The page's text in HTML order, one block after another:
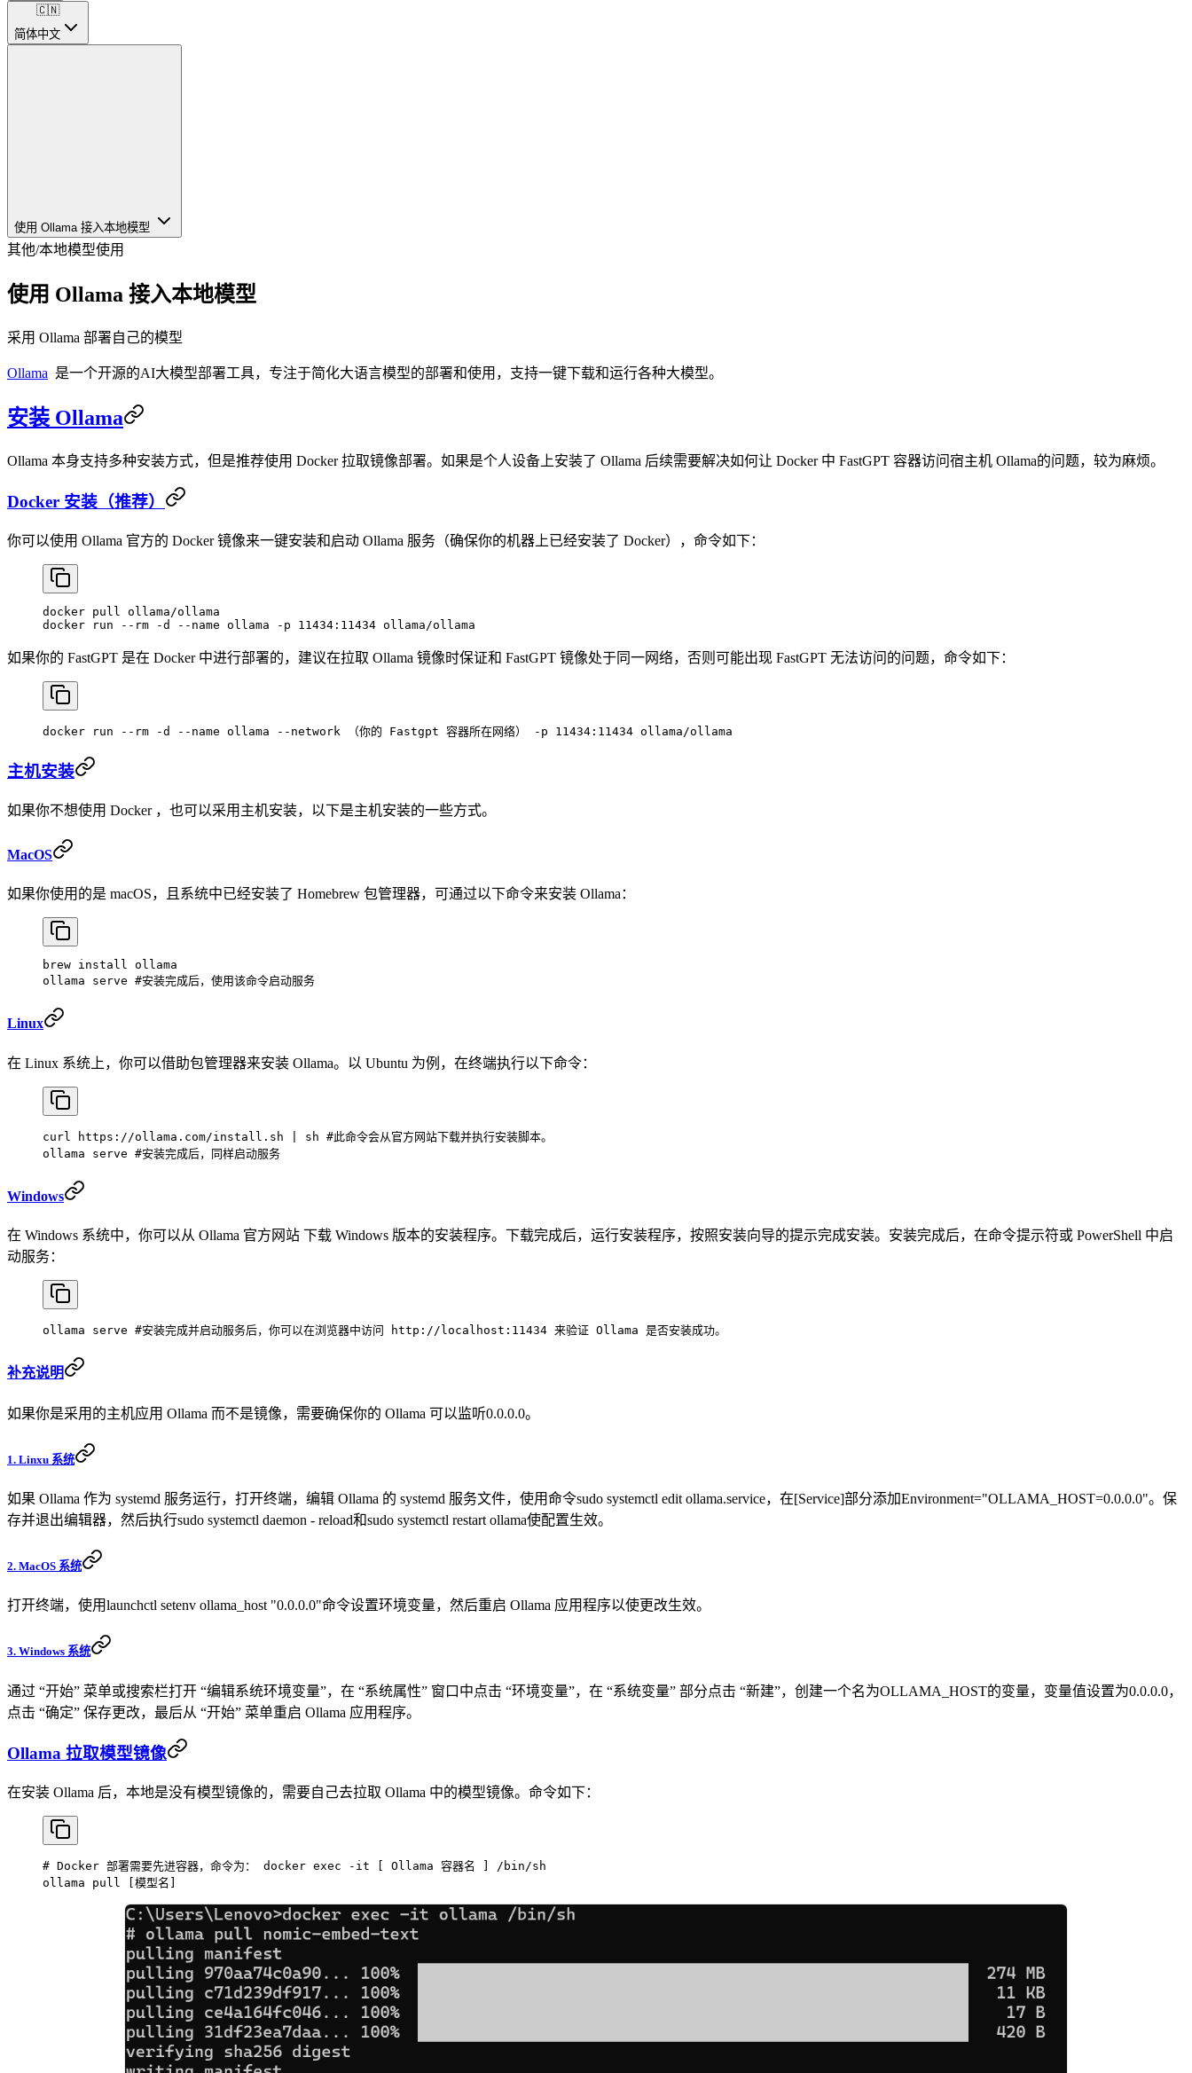
🇨🇳
简体中文
使用 Ollama 接入本地模型
其他/本地模型使用
使用 Ollama 接入本地模型
采用 Ollama 部署自己的模型
Ollama 是一个开源的AI大模型部署工具，专注于简化大语言模型的部署和使用，支持一键下载和运行各种大模型。
安装 Ollama
Ollama 本身支持多种安装方式，但是推荐使用 Docker 拉取镜像部署。如果是个人设备上安装了 Ollama 后续需要解决如何让 Docker 中 FastGPT 容器访问宿主机 Ollama的问题，较为麻烦。
Docker 安装（推荐）
你可以使用 Ollama 官方的 Docker 镜像来一键安装和启动 Ollama 服务（确保你的机器上已经安装了 Docker），命令如下：
docker pull ollama/ollama
docker run --rm -d --name ollama -p 11434:11434 ollama/ollama
如果你的 FastGPT 是在 Docker 中进行部署的，建议在拉取 Ollama 镜像时保证和 FastGPT 镜像处于同一网络，否则可能出现 FastGPT 无法访问的问题，命令如下：
docker run --rm -d --name ollama --network （你的 Fastgpt 容器所在网络） -p 11434:11434 ollama/ollama
主机安装
如果你不想使用 Docker ，也可以采用主机安装，以下是主机安装的一些方式。
MacOS
如果你使用的是 macOS，且系统中已经安装了 Homebrew 包管理器，可通过以下命令来安装 Ollama：
brew install ollama
ollama serve #安装完成后，使用该命令启动服务
Linux
在 Linux 系统上，你可以借助包管理器来安装 Ollama。以 Ubuntu 为例，在终端执行以下命令：
curl https://ollama.com/install.sh sh #此命令会从官方网站下载并执行安装脚本。
ollama serve #安装完成后，同样启动服务
Windows
在 Windows 系统中，你可以从 Ollama 官方网站 下载 Windows 版本的安装程序。下载完成后，运行安装程序，按照安装向导的提示完成安装。安装完成后，在命令提示符或 PowerShell 中启
动服务：
ollama serve #安装完成并启动服务后，你可以在浏览器中访问 http://localhost:11434 来验证 Ollama 是否安装成功。
补充说明
如果你是采用的主机应用 Ollama 而不是镜像，需要确保你的 Ollama 可以监听0.0.0.0。
1. Linxu 系统
如果 Ollama 作为 systemd 服务运行，打开终端，编辑 Ollama 的 systemd 服务文件，使用命令sudo systemctl edit ollama.service，在[Service]部分添加Environment="OLLAMA_HOST=0.0.0.0"。保
存并退出编辑器，然后执行sudo systemctl daemon - reload和sudo systemctl restart ollama使配置生效。
2. MacOS 系统
打开终端，使用launchctl setenv ollama_host "0.0.0.0"命令设置环境变量，然后重启 Ollama 应用程序以使更改生效。
3. Windows 系统
通过 “开始” 菜单或搜索栏打开 “编辑系统环境变量”，在 “系统属性” 窗口中点击 “环境变量”，在 “系统变量” 部分点击 “新建”，创建一个名为OLLAMA_HOST的变量，变量值设置为0.0.0.0，
点击 “确定” 保存更改，最后从 “开始” 菜单重启 Ollama 应用程序。
Ollama 拉取模型镜像
在安装 Ollama 后，本地是没有模型镜像的，需要自己去拉取 Ollama 中的模型镜像。命令如下：
# Docker 部署需要先进容器，命令为： docker exec -it [ Ollama 容器名 ] /bin/sh
ollama pull [模型名]